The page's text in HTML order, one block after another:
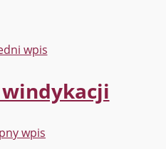
wpis
wpis